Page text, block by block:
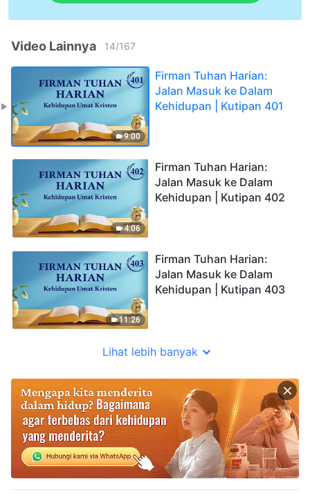
Video Lainnya 14/167
9:00
Firman Tuhan Harian:
Jalan Masuk ke Dalam
Kehidupan | Kutipan 401
4:06
Firman Tuhan Harian:
Jalan Masuk ke Dalam
Kehidupan | Kutipan 402
11:26
Firman Tuhan Harian:
Jalan Masuk ke Dalam
Kehidupan | Kutipan 403
Lihat lebih banyak